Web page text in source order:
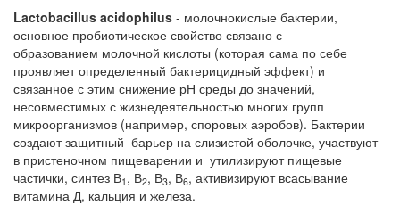
Lactobacillus acidophilus - молочнокислые бактерии,
основное пробиотическое свойство связано с
образованием молочной кислоты (которая сама по себе
проявляет определенный бактерицидный эффект) и
связанное с этим снижение рН среды до значений,
несовместимых с жизнедеятельностью многих групп
микроорганизмов (например, споровых аэробов). Бактерии
создают защитный барьер на слизистой оболочке, участвуют
в пристеночном пищеварении и утилизируют пищевые
частички, синтез В1 , В2, В3, В6, активизируют всасывание
витамина Д, кальция и железа.